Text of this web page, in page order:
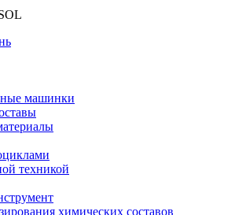
машинки
техникой
химических составов